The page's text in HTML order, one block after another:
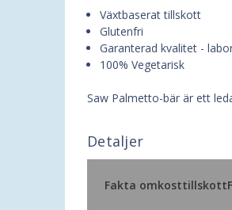
Växtbaserat tillskott
Glutenfri
Garanterad kvalitet -
100% Vegetarisk
Saw Palmetto-bär är ett
Detaljer
Fakta om